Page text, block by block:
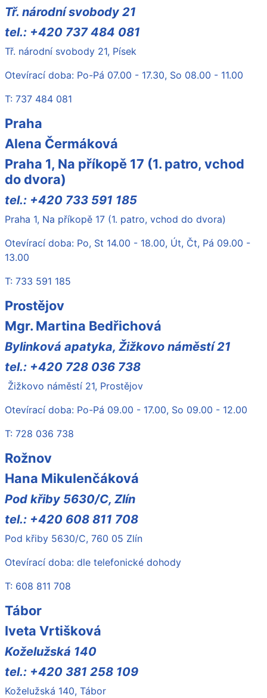
Tř. národní svobody 21
tel.: +420 737 484 081
Tř. národní svobody 21, Písek
Otevírací doba: Po-Pá 07.00 - 17.30, So 08.00 - 11.00
T: 737 484 081
Praha
Alena Čermáková
Praha 1, Na příkopě 17 (1. patro, vchod
do dvora)
tel.: +420 733 591 185
Praha 1, Na příkopě 17 (1. patro, vchod do dvora)
Otevírací doba: Po, St 14.00 - 18.00, Út, Čt, Pá 09.00 -
13.00
T: 733 591 185
Prostějov
Mgr. Martina Bedřichová
Bylinková apatyka, Žižkovo náměstí 21
tel.: +420 728 036 738
Žižkovo náměstí 21, Prostějov
Otevírací doba: Po-Pá 09.00 - 17.00, So 09.00 - 12.00
T: 728 036 738
Rožnov
Hana Mikulenčáková
Pod křiby 5630/C, Zlín
tel.: +420 608 811 708
Pod křiby 5630/C, 760 05 Zlín
Otevírací doba: dle telefonické dohody
T: 608 811 708
Tábor
Iveta Vrtišková
Koželužská 140
tel.: +420 381 258 109
Koželužská 140, Tábor